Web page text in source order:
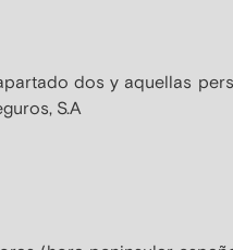
dos y aquellas
S.A